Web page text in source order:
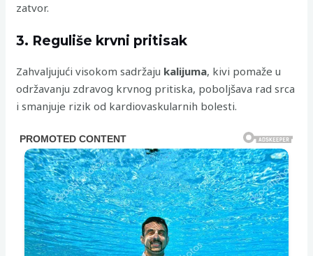
zatvor.
3. Reguliše krvni pritisak
Zahvaljujući visokom sadržaju kalijuma, kivi pomaže u
održavanju zdravog krvnog pritiska, poboljšava rad srca
i smanjuje rizik od kardiovaskularnih bolesti.